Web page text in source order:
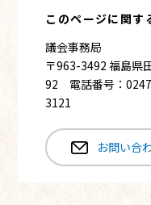
このページに関す
議会事務局
〒963-3492 福島県
92 電話番号：
3121
お問い合